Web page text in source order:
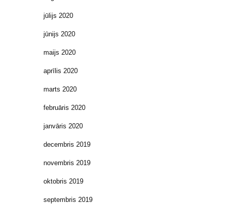
jūlijs 2020
jūnijs 2020
maijs 2020
aprīlis 2020
marts 2020
februāris 2020
janvāris 2020
decembris 2019
novembris 2019
oktobris 2019
septembris 2019